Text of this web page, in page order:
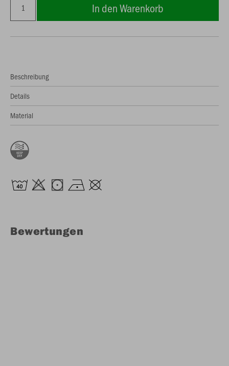
In den Warenkorb
Beschreibung
Details
Material
Bewertungen